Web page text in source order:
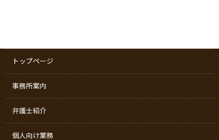
トップページ
事務所案内
弁護士紹介
個人向け業務